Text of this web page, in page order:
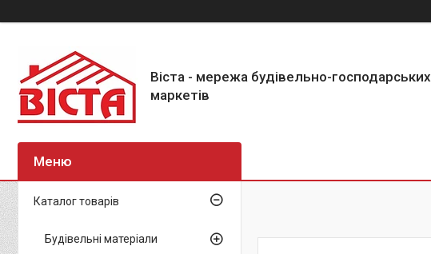
Віста - мережа будівельно-господарських
маркетів
Каталог товарів
Будівельні матеріали